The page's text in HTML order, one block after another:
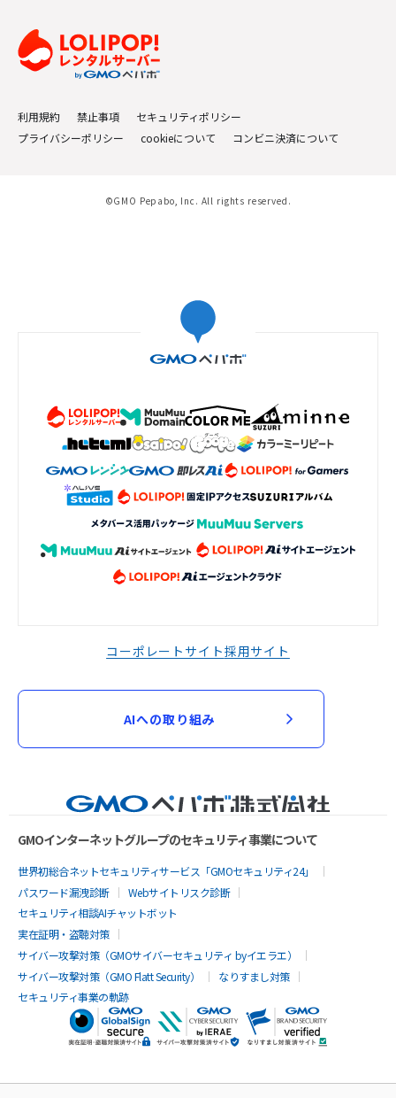
利用規約 禁止事項
セキュリティポリシー
プライバシーポリシー
cookieについて コンビニ決済について
©GMO Pepabo, Inc. All rights reserved.
コーポレートサイト採用サイト
AIへの取り組み
GMOインターネットグループのセキュリティ事業について
世界初総合ネットセキュリティサービス「GMOセキュリティ24」
パスワード漏洩診断
Webサイトリスク診断
セキュリティ相談AIチャットボット
実在証明・盗聴対策
サイバー攻撃対策（GMOサイバーセキュリティ byイエラエ）
サイバー攻撃対策（GMO Flatt Security）
なりすまし対策
セキュリティ事業の軌跡